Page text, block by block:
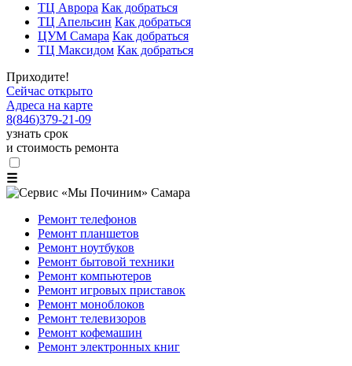
ТЦ Аврора Как добраться
ТЦ Апельсин Как добраться
ЦУМ Самара Как добраться
ТЦ Максидом Как добраться
Приходите!
Сейчас открыто
Адреса на карте
8(846)379-21-09
узнать срок
и стоимость ремонта
☰
Ремонт телефонов
Ремонт планшетов
Ремонт ноутбуков
Ремонт бытовой техники
Ремонт компьютеров
Ремонт игровых приставок
Ремонт моноблоков
Ремонт телевизоров
Ремонт кофемашин
Ремонт электронных книг